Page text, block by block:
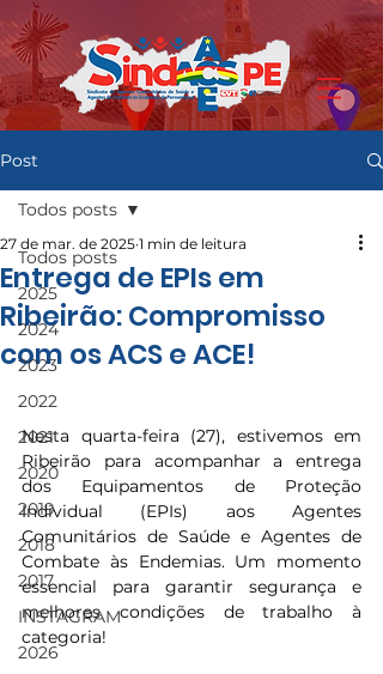
Post
Todos posts
2025
2024
2023
2022
2021
2020
2019
2018
2017
INSTAGRAM
2026
Todos posts
Entrega de EPIs em
Ribeirão: Compromisso
com os ACS e ACE!
27 de mar. de 2025 1 min de leitura
Nesta quarta-feira (27), estivemos em
Ribeirão para acompanhar a entrega
dos Equipamentos de Proteção
Individual (EPIs) aos Agentes
Comunitários de Saúde e Agentes de
Combate às Endemias. Um momento
essencial para garantir segurança e
melhores condições de trabalho à
categoria!